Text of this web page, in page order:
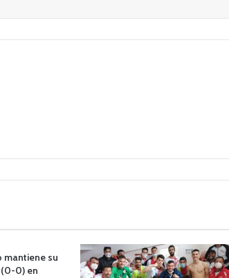
mantiene su
0) en